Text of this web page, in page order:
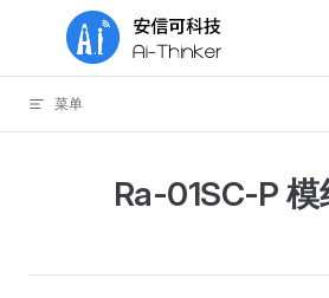
Skip to content
菜单
Ra-01SC-P